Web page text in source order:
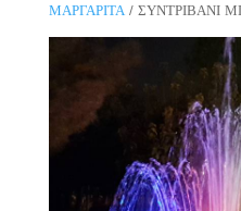
ΜΑΡΓΑΡΙΤΑ/ ΣΥΝΤΡΙΒΑΝΙ